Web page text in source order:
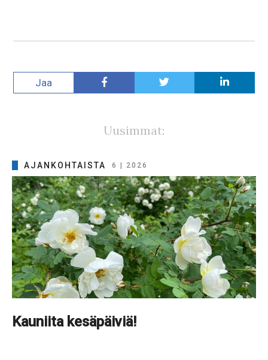
Jaa
Uusimmat:
AJANKOHTAISTA 6 | 2026
Kauniita kesäpäiviä!